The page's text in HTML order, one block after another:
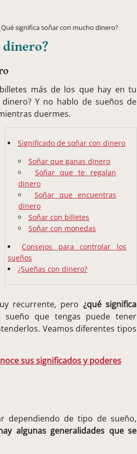
significa soñar con mucho dinero?
dinero?
más de los que hay en tu
Y no hablo de sueños de
duermes.
Significado de soñar con dinero
Soñar que ganas dinero
Soñar que te regalan
dinero
Soñar que encuentras
dinero
Soñar con billetes
Soñar con monedas
Consejos para controlar los
sueños
¿Sueñas con dinero?
recurrente, pero ¿qué significa
que tengas puede tener
Veamos diferentes tipos
sus significados y poderes
dependiendo de tipo de sueño,
algunas generalidades que se